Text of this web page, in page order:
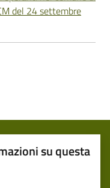
del 24 settembre
su questa